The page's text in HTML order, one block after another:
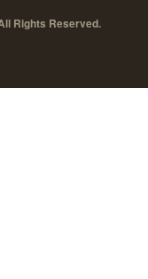
Rights Reserved.